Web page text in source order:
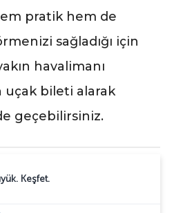
pratik hem de
sağladığı için
havalimanı
uçak bileti alarak
geçebilirsiniz.
Keşfet.